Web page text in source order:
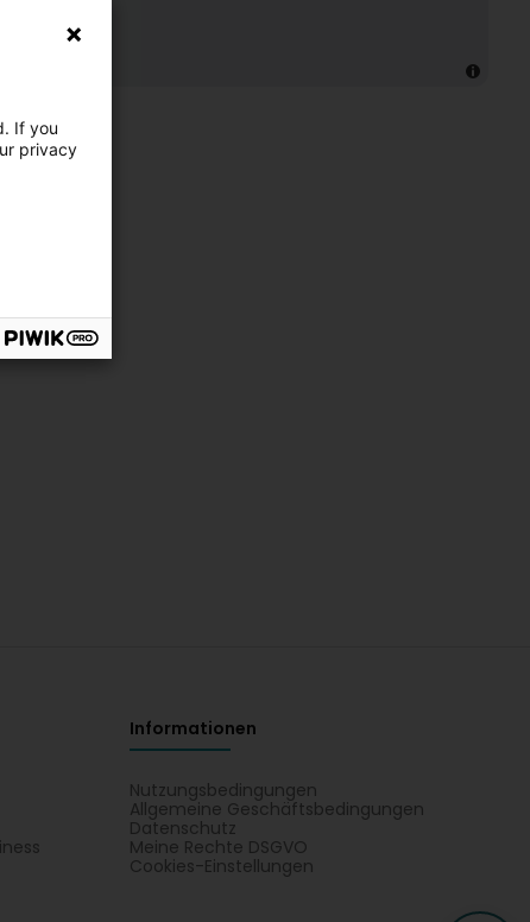
Informationen
Nutzungsbedingungen
Allgemeine Geschäftsbedingungen
Datenschutz
Meine Rechte DSGVO
Cookies-Einstellungen
If you
privacy